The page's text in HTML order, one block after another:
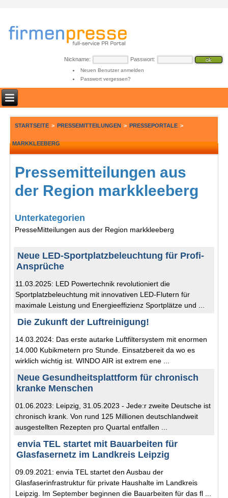
Nickname: Passwort:
Neuen Benutzer anmelden
Passwort vergessen?
STARTSEITE > PRESSEMITTEILUNGEN > PRESSEPORTALE >
MARKKLEEBERG
Pressemitteilungen aus
der Region markkleeberg
Unterkategorien
PresseMitteilungen aus der Region markkleeberg
Neue LED-Sportplatzbeleuchtung für Profi-
Ansprüche
11.03.2025: LED Powertechnik revolutioniert die
Sportplatzbeleuchtung mit innovativen LED-Flutern für
maximale Leistung und Energieeffizienz Sportplätze und ...
Die Zukunft der Luftreinigung!
14.03.2024: Das erste autarke Luftfiltersystem mit enormen
14.000 Kubikmetern pro Stunde. Einsatzbereit da wo es
wirklich wichtig ist. WINDO AIR ist extrem ene ...
Neue Gesundheitsplattform für chronisch
kranke Menschen
01.06.2023: Leipzig, 31.05.2023 - Jede:r zweite Deutsche ist
chronisch krank. Von rund 125 Millionen deutschlandweit
ausgestellten Rezepten pro Quartal entfallen ...
envia TEL startet mit Bauarbeiten für
Glasfasernetz im Landkreis Leipzig
09.09.2021: envia TEL startet den Ausbau der
Glasfaserinfrastruktur für private Haushalte im Landkreis
Leipzig. Im September beginnen die Bauarbeiten für das fl ...